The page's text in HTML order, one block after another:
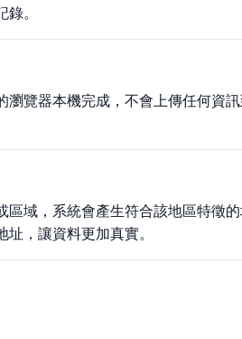
。
覽器本機完成，不會上傳任何資
域，系統會產生符合該地區特徵
，讓資料更加真實。